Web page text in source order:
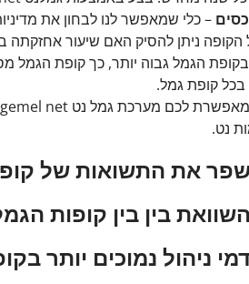
– כלי שמאפשר לנו לבחון את
ניתן להסיק האם שיעור אחזקתה
בכל קופת גמל.
נט.
את התשואות של
בין בין קופות
ניהול נמוכים יותר